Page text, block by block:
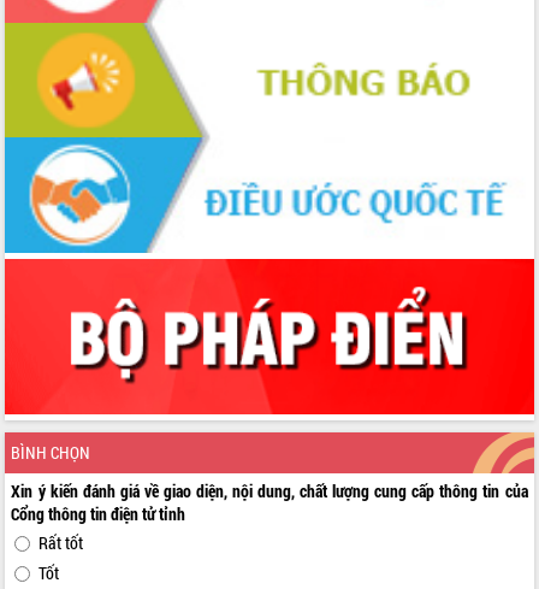
BÌNH CHỌN
Xin ý kiến đánh giá về giao diện, nội dung, chất lượng cung cấp thông tin của
Cổng thông tin điện tử tỉnh
Rất tốt
Tốt